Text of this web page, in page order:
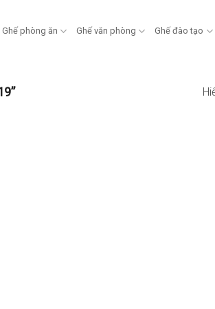
Ghế phòng ăn Ghế văn phòng Ghế đào tạo